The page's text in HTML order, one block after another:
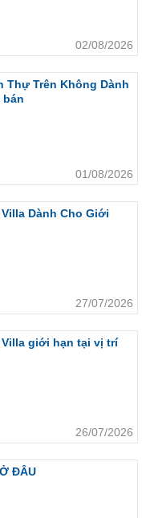
02/08/2026
Thự Trên Không Dành
bán
01/08/2026
Dành Cho Giới
27/07/2026
Villa giới hạn tại vị trí
26/07/2026
ĐÂU